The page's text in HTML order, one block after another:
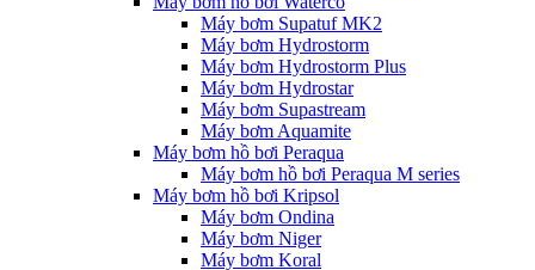
Máy bơm Supatuf MK2
Máy bơm Hydrostorm
Máy bơm Hydrostorm Plus
Máy bơm Hydrostar
Máy bơm Supastream
Máy bơm Aquamite
Máy bơm hồ bơi Peraqua
Máy bơm hồ bơi Peraqua M series
Máy bơm hồ bơi Kripsol
Máy bơm Ondina
Máy bơm Niger
Máy bơm Koral